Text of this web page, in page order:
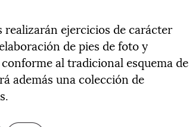
ejercicios de carácter
de pies de foto y
al tradicional esquema de
además una colección de